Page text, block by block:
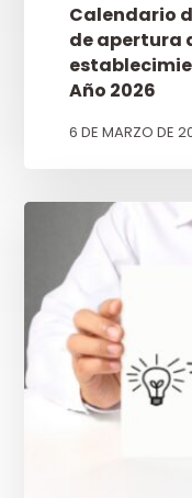
Calendario
de apertura
Año 2026
6 DE MARZO DE